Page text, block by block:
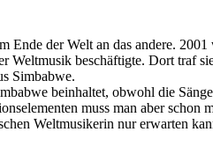
Ende der Welt an das andere.
beschäftigte. Dort traf
Simbabwe.
beinhaltet, obwohl die
muss man aber
Weltmusikerin nur erwarten